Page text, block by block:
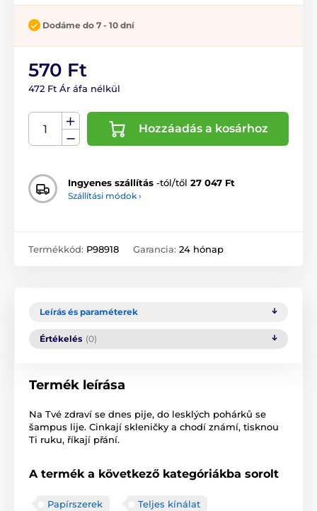
Dodáme do 7 - 10 dní
570 Ft
472 Ft Ár áfa nélkül
Hozzáadás a kosárhoz
Ingyenes szállítás -tól/től 27 047 Ft
Szállítási módok ›
Termékkód: P98918 Garancia: 24 hónap
Leírás és paraméterek
Értékelés (0)
Termék leírása
Na Tvé zdraví se dnes pije, do lesklých pohárků se
šampus lije. Cinkají skleničky a chodí známí, tisknou
Ti ruku, říkají přání.
A termék a következő kategóriákba sorolt
Papírszerek Teljes kínálat